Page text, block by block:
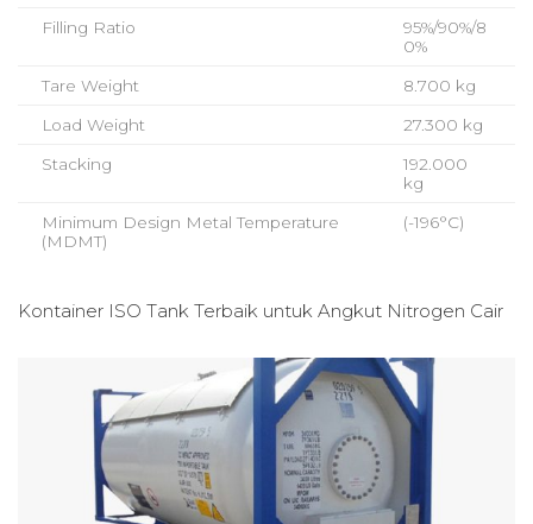
Filling Ratio
95%/90%/8
0%
Tare Weight 8.700 kg
Load Weight 27.300 kg
Stacking
192.000
kg
Minimum Design Metal Temperature
(MDMT)
(-196°C)
Kontainer ISO Tank Terbaik untuk Angkut Nitrogen Cair